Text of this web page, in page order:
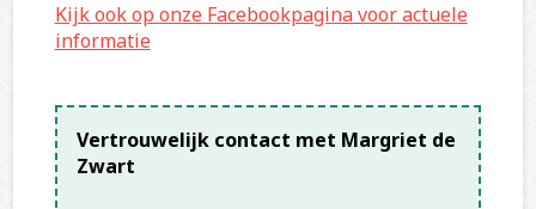
Kijk ook op onze Facebookpagina voor actuele
informatie
Vertrouwelijk contact met Margriet de
Zwart